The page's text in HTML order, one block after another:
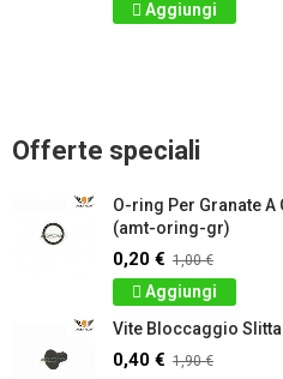
Aggiungi
Offerte speciali
O-ring Per Granate
(amt-oring-gr)
0,20 € 1,00 €
Aggiungi
Vite Bloccaggio
0,40 € 1,90 €